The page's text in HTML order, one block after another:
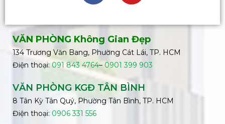
VĂN PHÒNG Không Gian Đẹp
134 Trương Văn Bang, Phường Cát Lái, TP. HCM
Điện thoại:091 843 4764– 0901 399 903
VĂN PHÒNG KGĐ TÂN BÌNH
8 Tân Kỳ Tân Quý, Phường Tân Bình, TP. HCM
Điện thoại: 0906 331 556